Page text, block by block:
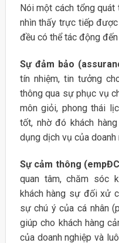
Nói một cách tổng quát
nhìn thấy trực tiếp
đều có thể tác động đến
Sự đảm bảo
tín nhiệm, tin tưởng
thông qua sự phục vụ
môn giỏi, phong thái
tốt, nhờ đó khách
dụng dịch vụ của doanh
Sự cảm thông
quan tâm, chăm sóc
khách hàng sự đối xử
sự chú ý của cá nhân
giúp cho khách hàng
của doanh nghiệp và